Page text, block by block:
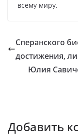
всему миру.
Сперанского
достижения,
Юлия
Добавить